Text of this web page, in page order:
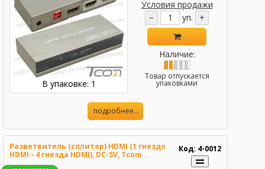
В упаковке: 1
Условия продажи
−
уп. +
Наличие:
Товар отпускается
упаковками
подробнее...
Разветвитель (сплитер) HDMI (1 гнездо
HDMI - 4 гнезда HDMI), DC-5V, Tcom
Код: 4-0012